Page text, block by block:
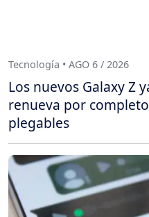
Tecnología • AGO 6 / 2026
Los nuevos Galaxy Z
renueva por
plegables